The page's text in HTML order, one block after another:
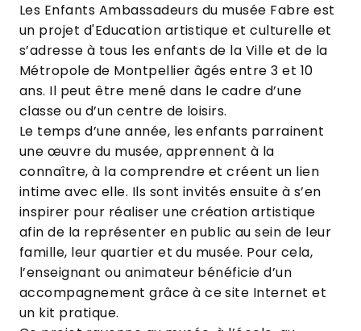
Les Enfants Ambassadeurs du musée Fabreest
un projet d'Education artistique et culturelle et
s’adresse à tous les enfants de la Ville et de la
Métropole de Montpellier âgés entre 3 et 10
ans. Il peut être mené dans le cadre d’une
classe ou d’un centre de loisirs.
Le temps d’une année, les enfants parrainent
une œuvre du musée, apprennent à la
connaître, à la comprendre et créent un lien
intime avec elle. Ils sont invités ensuite à s’en
inspirer pour réaliser une création artistique
afin de la représenter en public au sein de leur
famille, leur quartier et du musée. Pour cela,
l’enseignant ou animateur bénéficie d’un
accompagnement grâce à ce site Internet et
un kit pratique.